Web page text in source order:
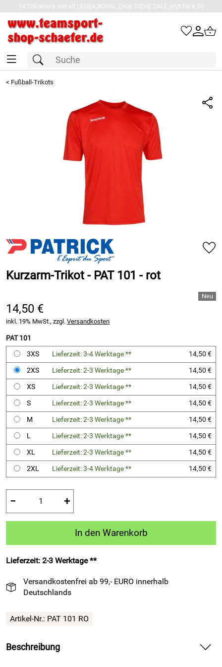
14 Trikotsets von alt.LEGEA,ROYAL,Zeus SIEHE SALE jetzt für € 50
< Fußball-Trikots
Kurzarm-Trikot - PAT 101 - rot
14,50 €
inkl. 19% MwSt., zzgl. Versandkosten
PAT 101
3XS
Lieferzeit: 3-4 Werktage **
14,50 €
2XS
Lieferzeit: 2-3 Werktage **
14,50 €
XS
Lieferzeit: 2-3 Werktage **
14,50 €
S
Lieferzeit: 2-3 Werktage **
14,50 €
M
Lieferzeit: 2-3 Werktage **
14,50 €
L
Lieferzeit: 2-3 Werktage **
14,50 €
XL
Lieferzeit: 2-3 Werktage **
14,50 €
2XL
Lieferzeit: 3-4 Werktage ** 14,50 €
− +
In den Warenkorb
Lieferzeit: 2-3 Werktage **
Versandkostenfrei ab 99,- EURO innerhalb
Deutschlands
Artikel-Nr.: PAT 101 RO
Beschreibung